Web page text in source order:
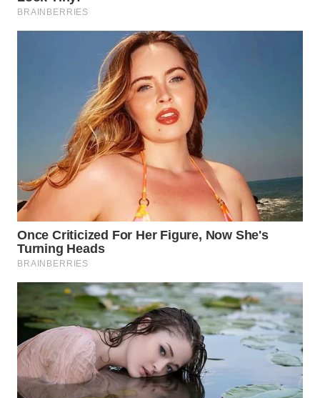
NEWS
WAHANA
INFRASTRUKTUR
KONSUMEN
WAHANA
WAHANA
TRAVEL
WAHANA
TV